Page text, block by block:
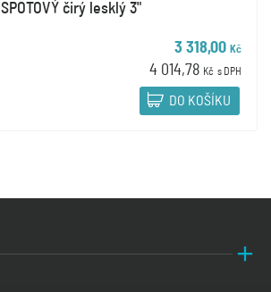
SPOTOVÝ čirý lesklý 3"
3 318,00 Kč
4 014,78 Kč s DPH
DO KOŠÍKU